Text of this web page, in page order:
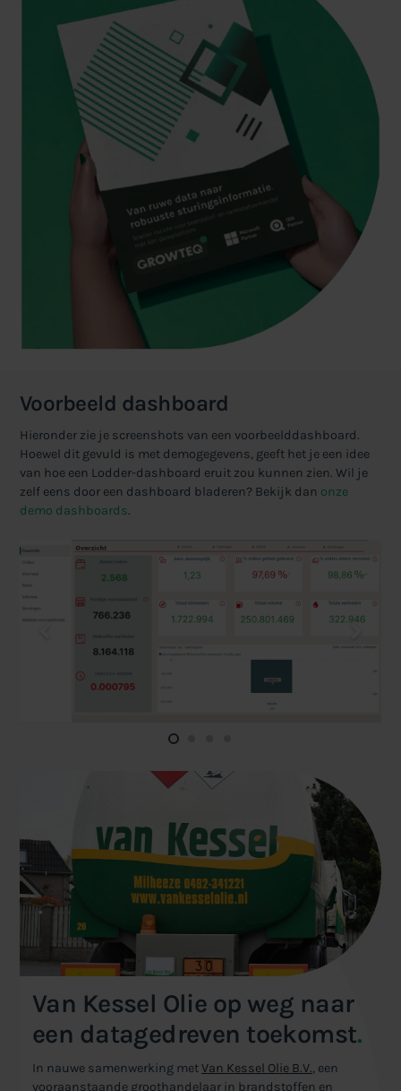
Voorbeeld dashboard
Hieronder zie je screenshots van een voorbeelddashboard.
Hoewel dit gevuld is met demogegevens, geeft het je een idee
van hoe een Lodder-dashboard eruit zou kunnen zien. Wil je
zelf eens door een dashboard bladeren? Bekijk dan onze
demo dashboards.
Van Kessel Olie op weg naar
een datagedreven toekomst.
In nauwe samenwerking metVan Kessel Olie B.V., een
vooraanstaande groothandelaar in brandstoffen en